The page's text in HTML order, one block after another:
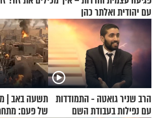
עם יהודית ואלתר כהן
הרב שניר גואטה - התמודדות
עם נפילות בעבודת השם
תשעה באב |
של פעם: